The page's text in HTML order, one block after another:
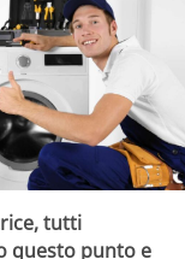
tutti
questo punto e